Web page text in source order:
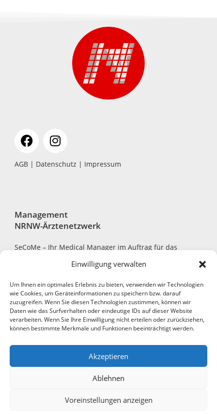
Einwilligung verwalten
Um Ihnen ein optimales Erlebnis zu bieten, verwenden wir Technologien
wie Cookies, um Geräteinformationen zu speichern bzw. darauf
zuzugreifen. Wenn Sie diesen Technologien zustimmen, können wir
Daten wie das Surfverhalten oder eindeutige IDs auf dieser Website
verarbeiten. Wenn Sie Ihre Einwilligung nicht erteilen oder zurückziehen,
können bestimmte Merkmale und Funktionen beeinträchtigt werden.
Akzeptieren
Ablehnen
Voreinstellungen anzeigen
AGB | Datenschutz | Impressum
Management
NRNW-Ärztenetzwerk
SeCoMe – Ihr Medical Manager im Auftrag für das
NRNW-Ärztenetzwerk
Robert-Bosch-Str. 7, 40668 Meerbusch
+49 2150 794390-0
vorbehalten.